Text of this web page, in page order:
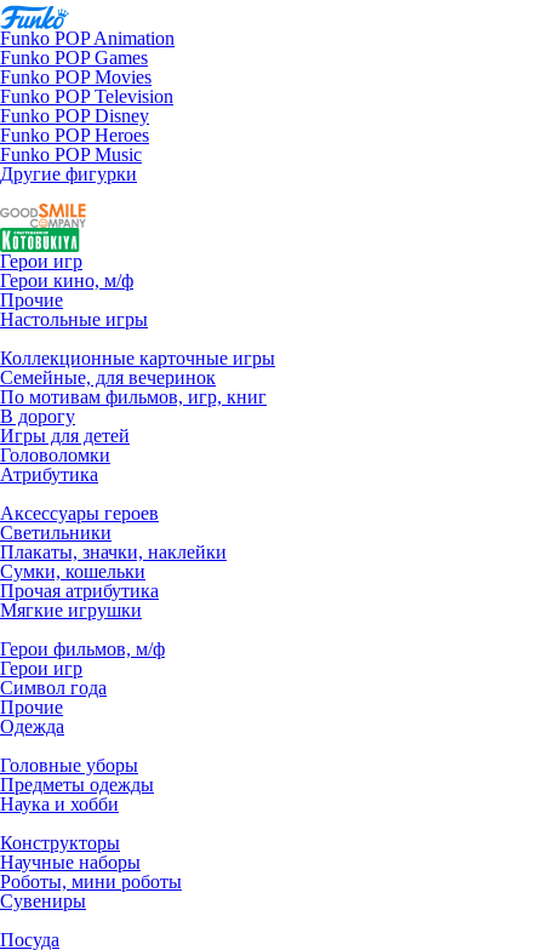
Funko POP Animation
Funko POP Games
Funko POP Movies
Funko POP Television
Funko POP Disney
Funko POP Heroes
Funko POP Music
Другие фигурки
Герои игр
Герои кино, м/ф
Прочие
Настольные игры
Коллекционные карточные игры
Семейные, для вечеринок
По мотивам фильмов, игр, книг
В дорогу
Игры для детей
Головоломки
Атрибутика
Аксессуары героев
Светильники
Плакаты, значки, наклейки
Сумки, кошельки
Прочая атрибутика
Мягкие игрушки
Герои фильмов, м/ф
Герои игр
Символ года
Прочие
Одежда
Головные уборы
Предметы одежды
Наука и хобби
Конструкторы
Научные наборы
Роботы, мини роботы
Сувениры
Посуда